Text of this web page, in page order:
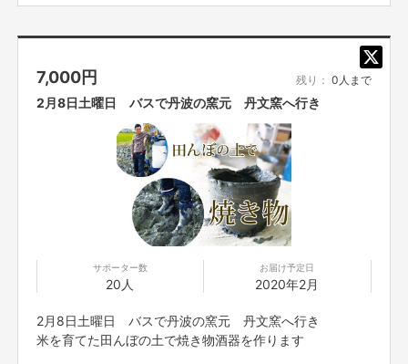
10ヶ月 5000円。
このリターンで2020年1月から2020年10月まで 2019の過
去の書き込み
閲覧可能。
⚠Facebookページの為 Facebookアカウントお持ちの方
⚠購入されましたらこちらから友達申請もしくは宮田麺児
に友達申請お願いします。
友達承認後 随時「招待メッセージ」送ります
不明な点はシルクハットメールにて。
7,000円 残り： 0人まで
2月8日土曜日 バスで丹波の窯元 丹文窯へ行き
サポーター数
20人
お届け予定日
2020年2月
2月8日土曜日 バスで丹波の窯元 丹文窯へ行き
米を育てた田んぼの土で焼き物酒器を作ります